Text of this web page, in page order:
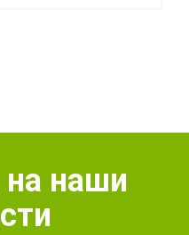
наши